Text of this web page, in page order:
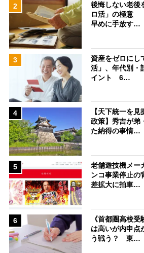
2
後悔しない老後
ロ活」の極意
早めに手放す…
3
資産をゼロにし
活」、年代別・
イント 6…
4
【天下統一を
政策】秀吉が弟
た納得の事情…
5
老舗遊技機メー
ンコ事業停止
差拡大に拍車…
6
《首都圏高校
は高いが内申点
う戦う？ 東…